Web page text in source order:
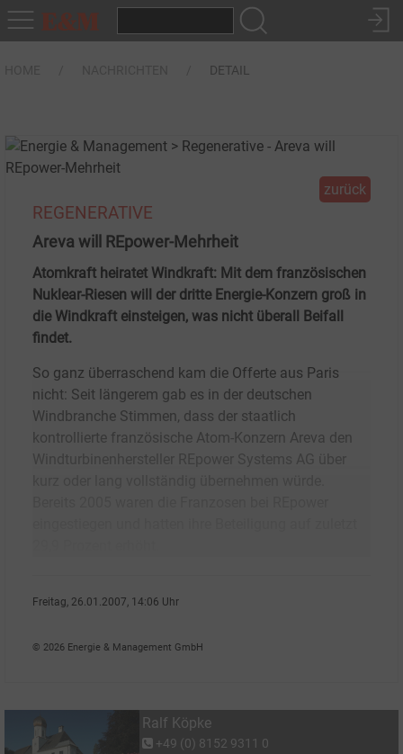
DETAIL
zurück
REGENERATIVE
Areva will REpower-Mehrheit
Atomkraft heiratet Windkraft: Mit dem französischen
Nuklear-Riesen will der dritte Energie-Konzern groß in
die Windkraft einsteigen, was nicht überall Beifall
findet.
So ganz überraschend kam die Offerte aus Paris
nicht: Seit längerem gab es in der deutschen
Windbranche Stimmen, dass der staatlich
kontrollierte französische Atom-Konzern Areva den
Windturbinenhersteller REpower Systems AG über
Freitag, 26.01.2007, 14:06 Uhr
© 2026 Energie & Management GmbH
Ralf Köpke
+49 (0) 8152 9311 0